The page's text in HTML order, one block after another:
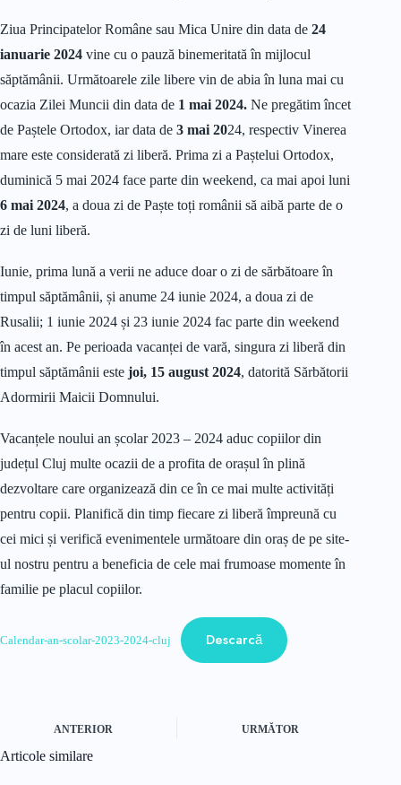
Ziua Principatelor Române sau Mica Unire din data de 24
ianuarie 2024 vine cu o pauză binemeritată în mijlocul
săptămânii. Următoarele zile libere vin de abia în luna mai cu
ocazia Zilei Muncii din data de 1 mai 2024. Ne pregătim încet
de Paștele Ortodox, iar data de 3 mai 2024, respectiv Vinerea
mare este considerată zi liberă. Prima zi a Paștelui Ortodox,
duminică 5 mai 2024 face parte din weekend, ca mai apoi luni
6 mai 2024, a doua zi de Paște toți românii să aibă parte de o
zi de luni liberă.
Iunie, prima lună a verii ne aduce doar o zi de sărbătoare în
timpul săptămânii, și anume 24 iunie 2024, a doua zi de
Rusalii; 1 iunie 2024 și 23 iunie 2024 fac parte din weekend
în acest an. Pe perioada vacanței de vară, singura zi liberă din
timpul săptămânii este joi, 15 august 2024, datorită Sărbătorii
Adormirii Maicii Domnului.
Vacanțele noului an școlar 2023 – 2024 aduc copiilor din
județul Cluj multe ocazii de a profita de orașul în plină
dezvoltare care organizează din ce în ce mai multe activități
pentru copii. Planifică din timp fiecare zi liberă împreună cu
cei mici și verifică evenimentele următoare din oraș de pe site-
ul nostru pentru a beneficia de cele mai frumoase momente în
familie pe placul copiilor.
Calendar-an-scolar-2023-2024-cluj Descarcă
ANTERIOR URMĂTOR
Articole similare